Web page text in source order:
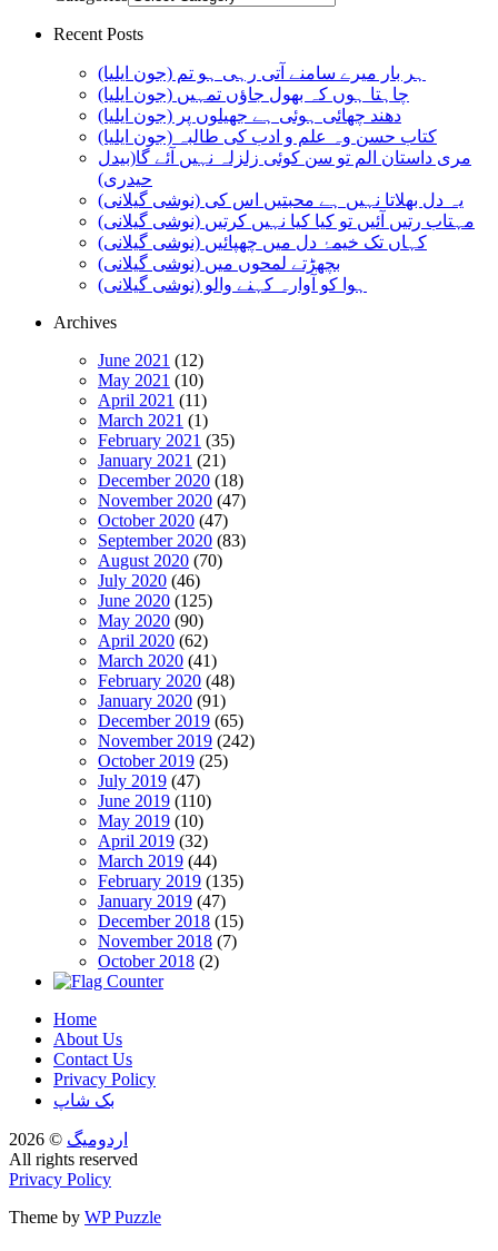
Recent Posts
ہر بار میرے سامنے آتی رہی ہو تم (جون ایلیا)
چاہتا ہوں کہ بھول جاؤں تمہیں (جون ایلیا)
دھند چھائی ہوئی ہے جھیلوں پر (جون ایلیا)
کتاب حسن وہ علم و ادب کی طالبہ (جون ایلیا)
مری داستان الم تو سن کوئی زلزلہ نہیں آئے گا(بیدل
حیدری)
یہ دل بھلاتا نہیں ہے محبتیں اس کی (نوشی گیلانی)
مہتاب رتیں آئیں تو کیا کیا نہیں کرتیں (نوشی گیلانی)
کہاں تک خیمۂ دل میں چھپائیں (نوشی گیلانی)
بچھڑتے لمحوں میں (نوشی گیلانی)
ہوا کو آوارہ کہنے والو (نوشی گیلانی)
Archives
June 2021 (12)
May 2021 (10)
April 2021 (11)
March 2021 (1)
February 2021 (35)
January 2021 (21)
December 2020 (18)
November 2020 (47)
October 2020 (47)
September 2020 (83)
August 2020 (70)
July 2020 (46)
June 2020 (125)
May 2020 (90)
April 2020 (62)
March 2020 (41)
February 2020 (48)
January 2020 (91)
December 2019 (65)
November 2019 (242)
October 2019 (25)
July 2019 (47)
June 2019 (110)
May 2019 (10)
April 2019 (32)
March 2019 (44)
February 2019 (135)
January 2019 (47)
December 2018 (15)
November 2018 (7)
October 2018 (2)
Home
About Us
Contact Us
Privacy Policy
بک شاپ
اردومیگ © 2026
All rights reserved
Privacy Policy
Theme by WP Puzzle